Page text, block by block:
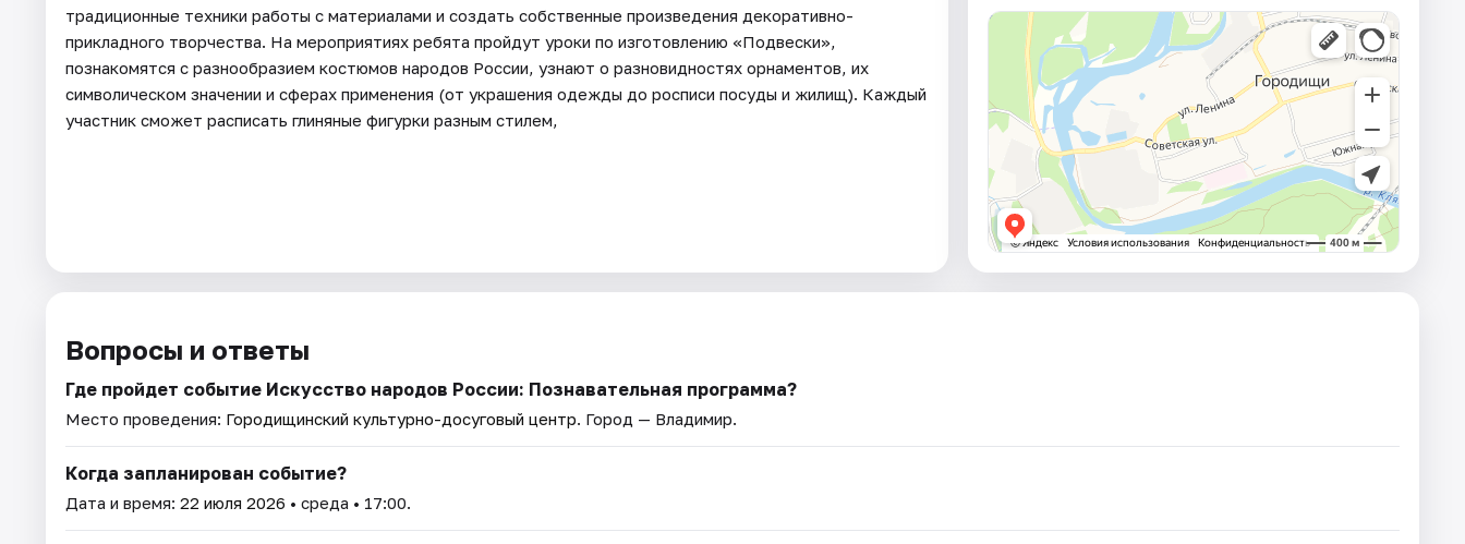
традиционные техники работы с материалами и создать собственные произведения декоративно-
прикладного творчества. На мероприятиях ребята пройдут уроки по изготовлению «Подвески»,
познакомятся с разнообразием костюмов народов России, узнают о разновидностях орнаментов, их
символическом значении и сферах применения (от украшения одежды до росписи посуды и жилищ). Каждый
участник сможет расписать глиняные фигурки разным стилем,
Вопросы и ответы
Где пройдет событие Искусство народов России: Познавательная программа?
Место проведения: Городищинский культурно-досуговый центр. Город — Владимир.
Когда запланирован событие?
Дата и время: 22 июля 2026 • среда • 17:00.